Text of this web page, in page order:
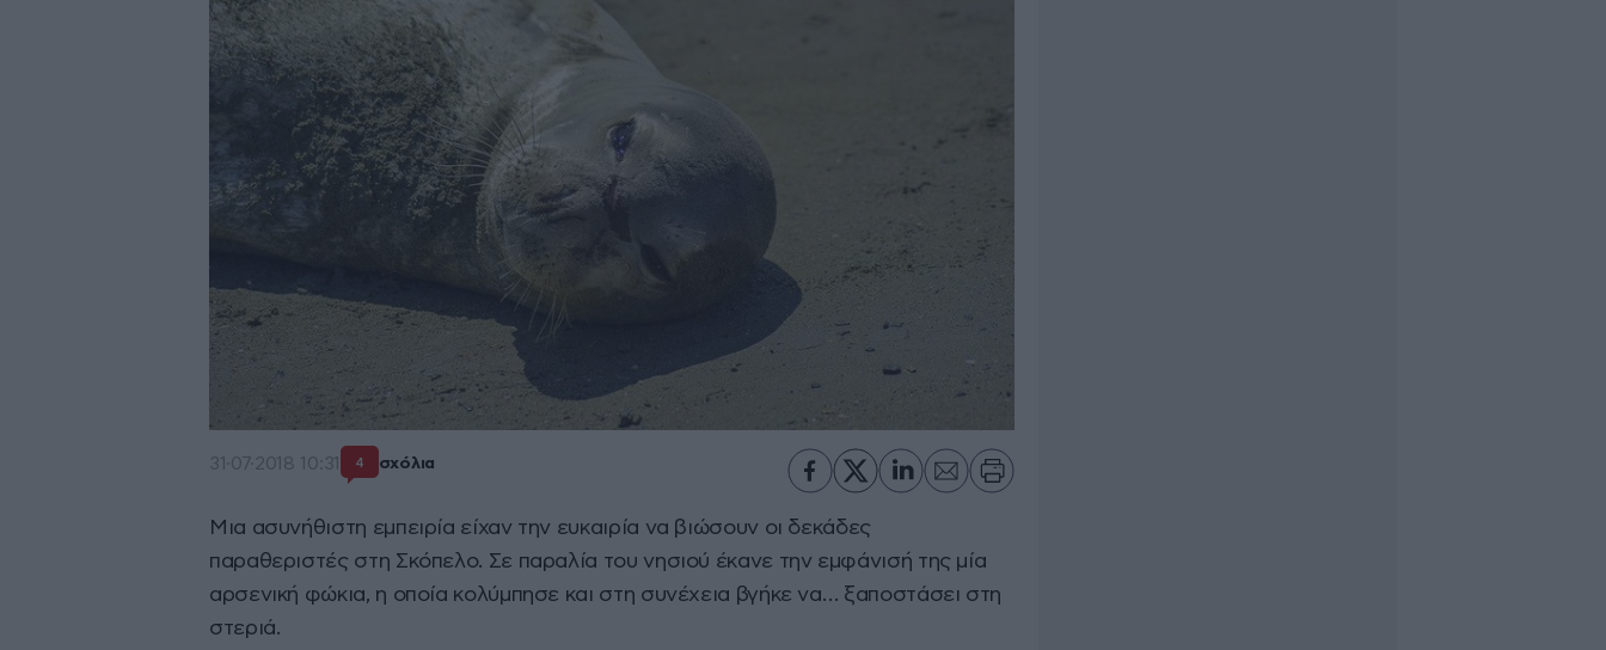
31·07·2018 10:31 4 σχόλια
Μια ασυνήθιστη εμπειρία είχαν την ευκαιρία να βιώσουν οι δεκάδες
παραθεριστές στη Σκόπελο. Σε παραλία του νησιού έκανε την εμφάνισή της μία
αρσενική φώκια, η οποία κολύμπησε και στη συνέχεια βγήκε να… ξαποστάσει στη
στεριά.